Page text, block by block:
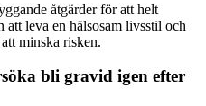
åtgärder för att helt
leva en hälsosam livsstil och
minska risken.
bli gravid igen efter